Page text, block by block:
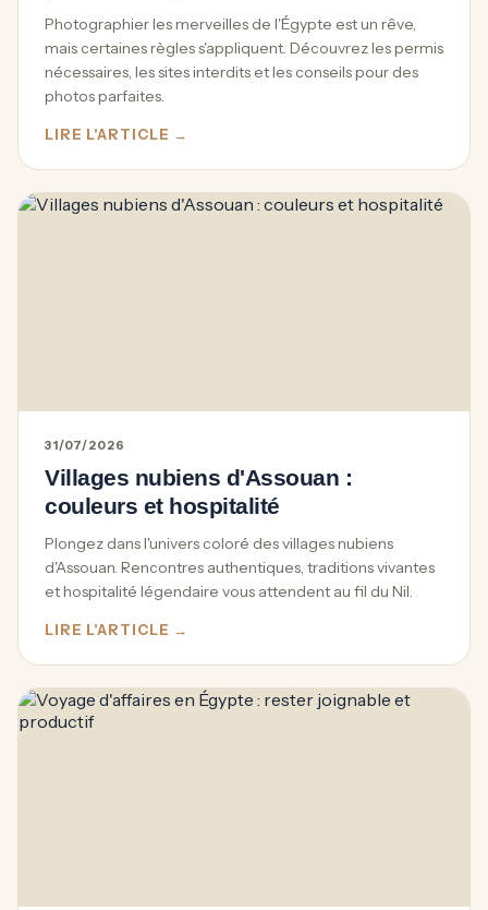
Photographier les merveilles de l'Égypte est un rêve,
mais certaines règles s'appliquent. Découvrez les permis
nécessaires, les sites interdits et les conseils pour des
photos parfaites.
LIRE L'ARTICLE →
31/07/2026
Villages nubiens d'Assouan :
couleurs et hospitalité
Plongez dans l'univers coloré des villages nubiens
d'Assouan. Rencontres authentiques, traditions vivantes
et hospitalité légendaire vous attendent au fil du Nil.
LIRE L'ARTICLE →